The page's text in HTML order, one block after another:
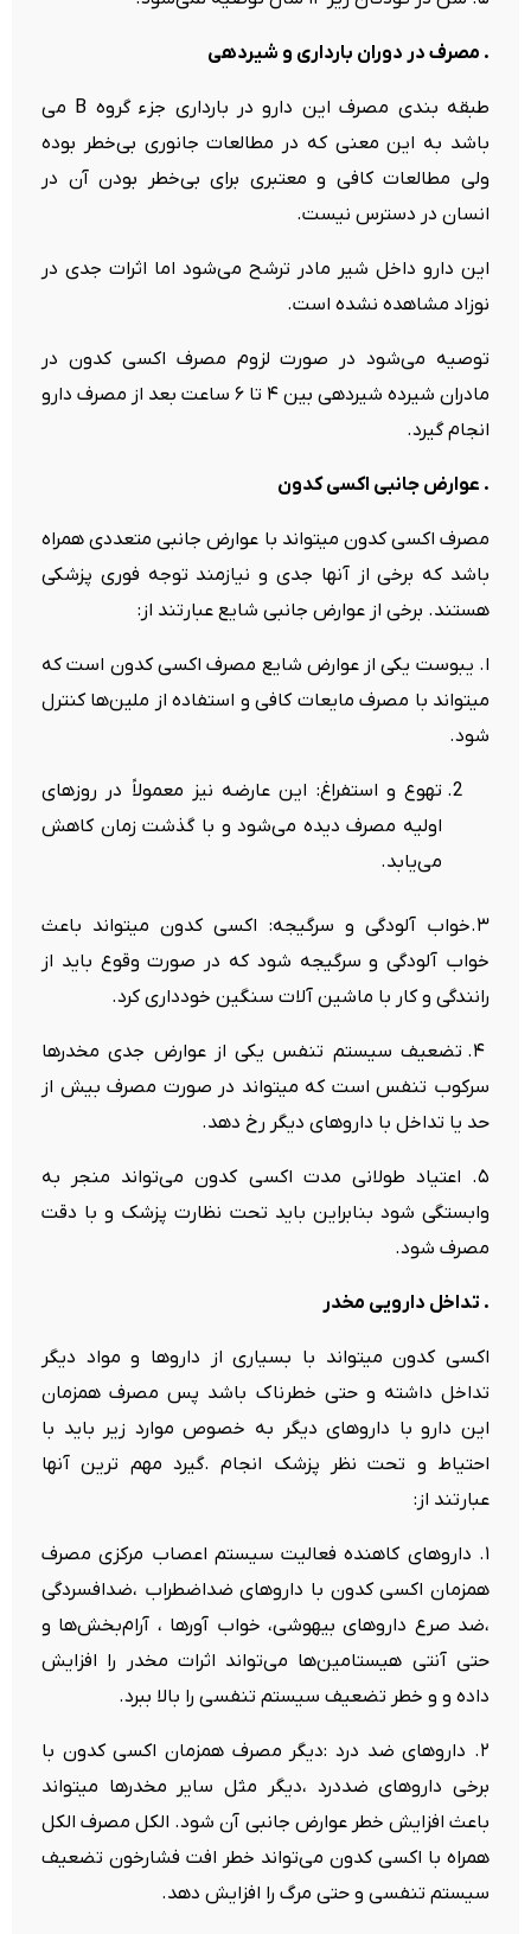
. مصرف در دوران بارداری و شیردهی
طبقه بندی مصرف این دارو در بارداری جزء گروه B می
باشد به این معنی که در مطالعات جانوری بی‌خطر بوده
ولی مطالعات کافی و معتبری برای بی‌خطر بودن آن در
انسان در دسترس نیست.
این دارو داخل شیر مادر ترشح می‌شود اما اثرات جدی در
نوزاد مشاهده نشده است.
توصیه می‌شود در صورت لزوم مصرف اکسی کدون در
مادران شیرده شیردهی بین ۴ تا ۶ ساعت بعد از مصرف دارو
انجام گیرد.
. عوارض جانبی اکسی کدون
مصرف اکسی کدون میتواند با عوارض جانبی متعددی همراه
باشد که برخی از آنها جدی و نیازمند توجه فوری پزشکی
هستند. برخی از عوارض جانبی شایع عبارتند از:
ا. یبوست یکی از عوارض شایع مصرف اکسی کدون است که
میتواند با مصرف مایعات کافی و استفاده از ملین‌ها کنترل
شود.
تهوع و استفراغ: این عارضه نیز معمولاً در روزهای
اولیه مصرف دیده می‌شود و با گذشت زمان کاهش
می‌یابد.
۳.خواب آلودگی و سرگیجه: اکسی کدون میتواند باعث
خواب آلودگی و سرگیجه شود که در صورت وقوع باید از
رانندگی و کار با ماشین آلات سنگین خودداری کرد.
۴. تضعیف سیستم تنفس یکی از عوارض جدی مخدرها
سرکوب تنفس است که میتواند در صورت مصرف بیش از
حد یا تداخل با داروهای دیگر رخ دهد.
۵. اعتیاد طولانی مدت اکسی کدون می‌تواند منجر به
وابستگی شود بنابراین باید تحت نظارت پزشک و با دقت
مصرف شود.
. تداخل دارویی مخدر
اکسی کدون میتواند با بسیاری از داروها و مواد دیگر
تداخل داشته و حتی خطرناک باشد پس مصرف همزمان
این دارو با داروهای دیگر به خصوص موارد زیر باید با
احتیاط و تحت نظر پزشک انجام .گیرد مهم ترین آنها
عبارتند از:
۱. داروهای کاهنده فعالیت سیستم اعصاب مرکزی مصرف
همزمان اکسی کدون با داروهای ضداضطراب ،ضدافسردگی
،ضد صرع داروهای بیهوشی، خواب آورها ، آرام‌بخش‌ها و
حتی آنتی هیستامین‌ها می‌تواند اثرات مخدر را افزایش
داده و و خطر تضعیف سیستم تنفسی را بالا ببرد.
۲. داروهای ضد درد :دیگر مصرف همزمان اکسی کدون با
برخی داروهای ضددرد ،دیگر مثل سایر مخدرها میتواند
باعث افزایش خطر عوارض جانبی آن شود. الکل مصرف الکل
همراه با اکسی کدون می‌تواند خطر افت فشارخون تضعیف
سیستم تنفسی و حتی مرگ را افزایش دهد.